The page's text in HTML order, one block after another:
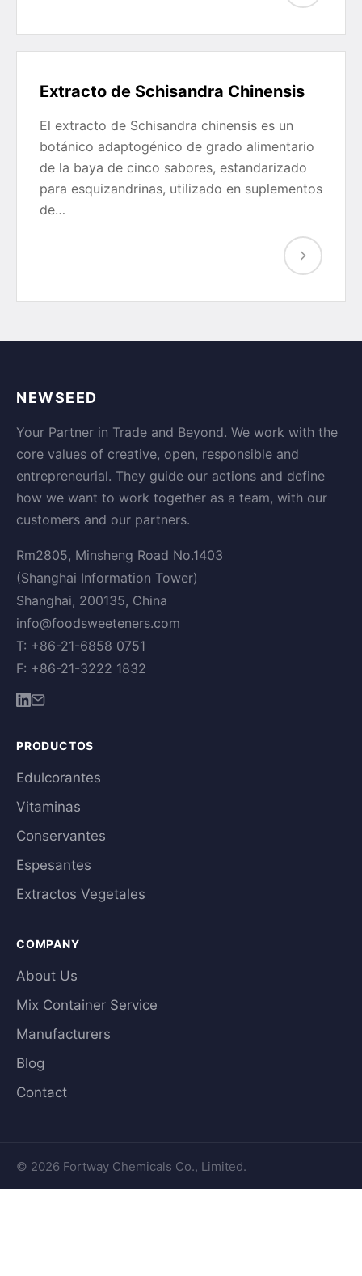
Extracto de Schisandra Chinensis
El extracto de Schisandra chinensis es un
botánico adaptogénico de grado alimentario
de la baya de cinco sabores, estandarizado
para esquizandrinas, utilizado en suplementos
de…
NEWSEED
Your Partner in Trade and Beyond. We work with the
core values of creative, open, responsible and
entrepreneurial. They guide our actions and define
how we want to work together as a team, with our
customers and our partners.
Rm2805, Minsheng Road No.1403
(Shanghai Information Tower)
Shanghai, 200135, China
info@foodsweeteners.com
T: +86-21-6858 0751
F: +86-21-3222 1832
PRODUCTOS
Edulcorantes
Vitaminas
Conservantes
Espesantes
Extractos Vegetales
COMPANY
About Us
Mix Container Service
Manufacturers
Blog
Contact
© 2026 Fortway Chemicals Co., Limited.